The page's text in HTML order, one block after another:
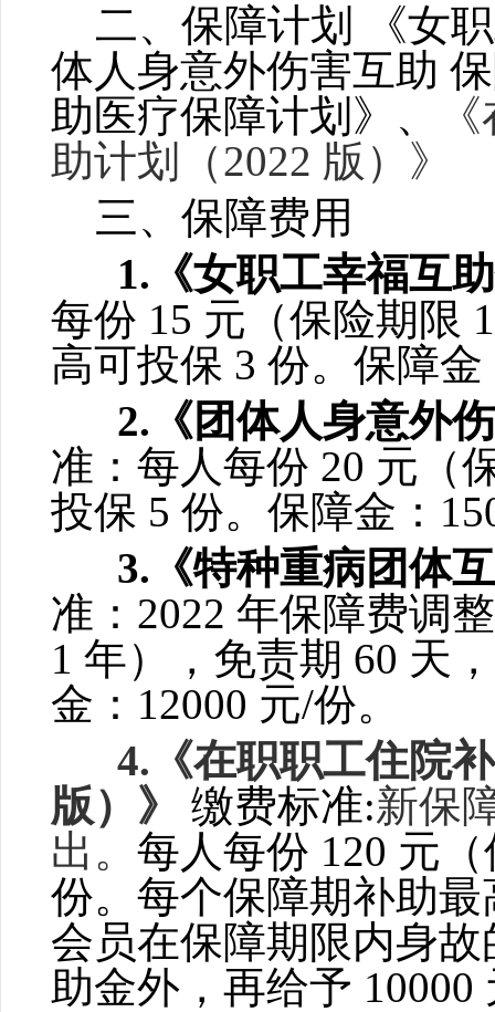
二、保障计划
《女
体人身意外伤害互助
助医疗保障计划》、
助计划（2022 版）》
三、保障费用
1.《女职工幸福互
每份 15 元（保险期限
高可投保 3 份。保障
2.《团体人身意外
准：每人每份 20 元（
投保 5 份。保障金：
3.《特种重病团体
准：2022 年保障费调
1 年），免责期 60 天
金：12000 元/份。
4.《在职职工住院补
版）》 缴费标准:新保
出。 每人每份 120 元
份。每个保障期补助
会员在保障期限内身
助金外，再给予